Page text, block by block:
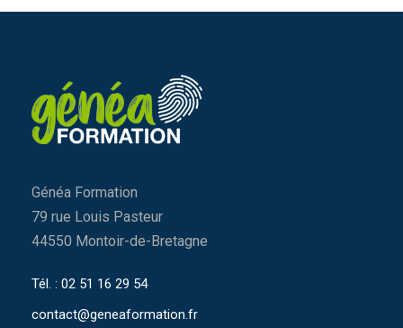
Généa Formation
79 rue Louis Pasteur
44550 Montoir-de-Bretagne
Tél. : 02 51 16 29 54
contact@geneaformation.fr